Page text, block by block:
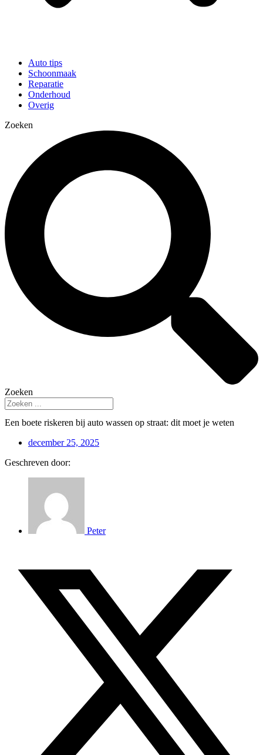
Auto tips
Schoonmaak
Reparatie
Onderhoud
Overig
Zoeken
Zoeken
Een boete riskeren bij auto wassen op straat: dit moet je weten
december 25, 2025
Geschreven door:
Peter